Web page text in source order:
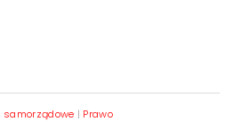
samorządowe | Prawo